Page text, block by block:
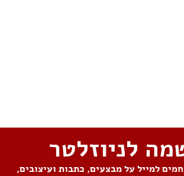
לניוזלטר
למייל על מבצעים, כתבות ועיצובים,